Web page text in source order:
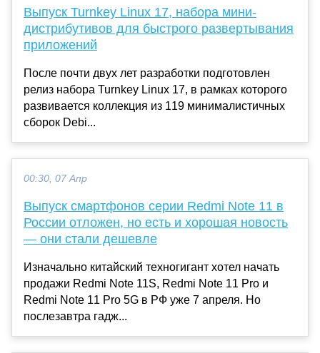
Выпуск Turnkey Linux 17, набора мини-
дистрибутивов для быстрого развертывания
приложений
После почти двух лет разработки подготовлен
релиз набора Turnkey Linux 17, в рамках которого
развивается коллекция из 119 минималистичных
сборок Debi...
00:30, 07 Апр
Выпуск смартфонов серии Redmi Note 11 в
России отложен, но есть и хорошая новость
— они стали дешевле
Изначально китайский техногигант хотел начать
продажи Redmi Note 11S, Redmi Note 11 Pro и
Redmi Note 11 Pro 5G в РФ уже 7 апреля. Но
послезавтра гадж...